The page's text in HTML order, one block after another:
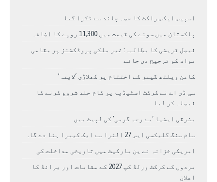
اسپیس ایکس راکٹ کا حصہ چاند سے ٹکرا گیا
پاکستان میں سونے کی قیمت میں 11,300 روپے کا اضافہ
فیصل قریشی کا مطالبہ: غیر ملکی پروڈکشنز پر مقامی
مواد کو ترجیح دی جائے
کامن ویلتھ گیمز کے اختتام پر کھلاڑی ‘لاپتہ’
سی ڈی اے نے کرکٹ اسٹیڈیم پر کام جلد شروع کرنے کا
فیصلہ کر لیا
مشرقی ایشیا ‘بے رحم گرمی’ کی لپیٹ میں
سام سنگ گلیکسی ایس 27 الٹرا سے ایک کیمرا ہٹا دے گا.
امریکی خزانہ نے ین مارکیٹ میں تاریخی مداخلت کی
مردوں کے کرکٹ ورلڈ کپ 2027 کے مقامات اور برانڈ کا
اعلان